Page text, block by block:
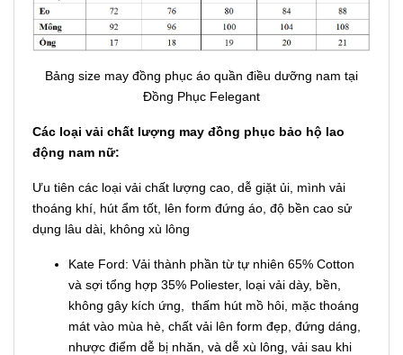
Bảng size may đồng phục áo quần điều dưỡng nam tại
Đồng Phục Felegant
Các loại vải chất lượng may đồng phục bảo hộ lao
động nam nữ:
Ưu tiên các loại vải chất lượng cao, dễ giặt ủi, mình vải
thoáng khí, hút ẩm tốt, lên form đứng áo, độ bền cao sử
dụng lâu dài, không xù lông
Kate Ford: Vải thành phần từ tự nhiên 65% Cotton
và sợi tổng hợp 35% Poliester, loại vải dày, bền,
không gây kích ứng, thấm hút mồ hôi, mặc thoáng
mát vào mùa hè, chất vải lên form đẹp, đứng dáng,
nhược điểm dễ bị nhăn, và dễ xù lông, vải sau khi